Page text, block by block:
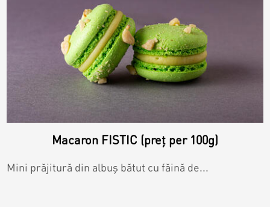
Macaron FISTIC (preț per 100g)
Mini prăjitură din albuș bătut cu făină de...